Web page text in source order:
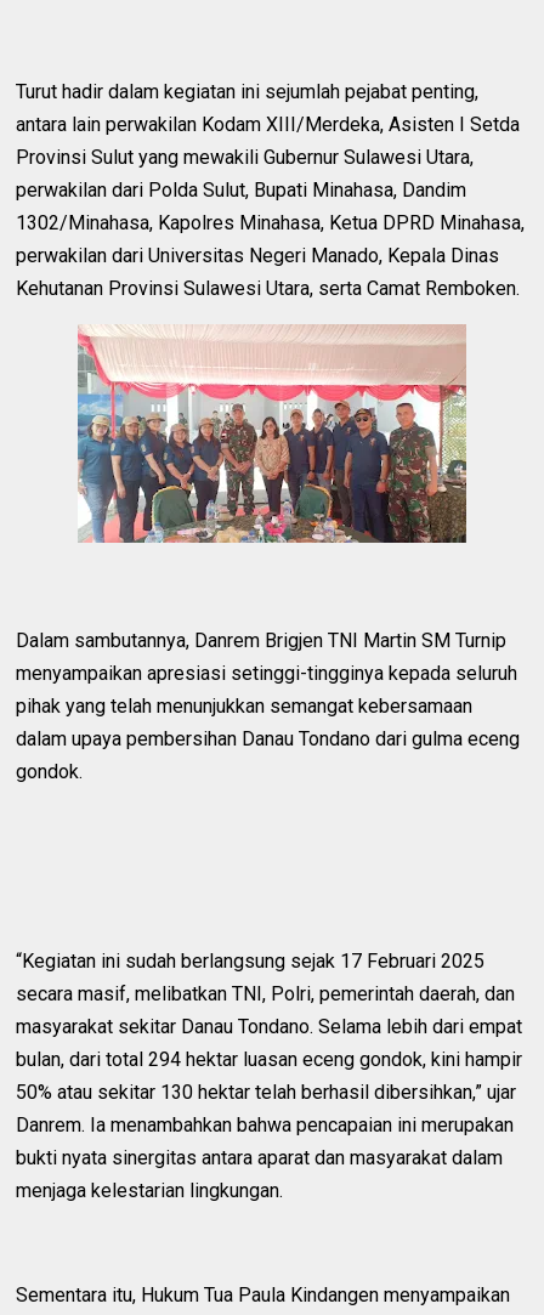
Turut hadir dalam kegiatan ini sejumlah pejabat penting,
antara lain perwakilan Kodam XIII/Merdeka, Asisten I Setda
Provinsi Sulut yang mewakili Gubernur Sulawesi Utara,
perwakilan dari Polda Sulut, Bupati Minahasa, Dandim
1302/Minahasa, Kapolres Minahasa, Ketua DPRD Minahasa,
perwakilan dari Universitas Negeri Manado, Kepala Dinas
Kehutanan Provinsi Sulawesi Utara, serta Camat Remboken.
Dalam sambutannya, Danrem Brigjen TNI Martin SM Turnip
menyampaikan apresiasi setinggi-tingginya kepada seluruh
pihak yang telah menunjukkan semangat kebersamaan
dalam upaya pembersihan Danau Tondano dari gulma eceng
gondok.
“Kegiatan ini sudah berlangsung sejak 17 Februari 2025
secara masif, melibatkan TNI, Polri, pemerintah daerah, dan
masyarakat sekitar Danau Tondano. Selama lebih dari empat
bulan, dari total 294 hektar luasan eceng gondok, kini hampir
50% atau sekitar 130 hektar telah berhasil dibersihkan,” ujar
Danrem. Ia menambahkan bahwa pencapaian ini merupakan
bukti nyata sinergitas antara aparat dan masyarakat dalam
menjaga kelestarian lingkungan.
Sementara itu, Hukum Tua Paula Kindangen menyampaikan